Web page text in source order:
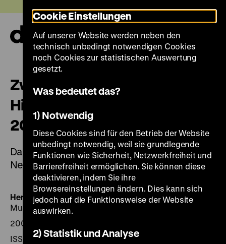
zum
Seiteninhalt
springen
Zwanzig Jahre Deutsches
Historisches Museum: 1987–
2007
Das Deutsche Historische Museum.– Berlin.
Nebentit.: DHM-Magazin
Herausgegeben von: DHM, Deutsches Historisches
Museum. Idee, Konzeption und Red.: Rudolf B. Trabold
2007, 143 Seiten: zahlr. Ill.
ISSN 1430-6913
Cookie Einstellungen
Auf unserer Website werden neben den
technisch unbedingt notwendigen Cookies
noch Cookies zur statistischen Auswertung
gesetzt.
Was bedeutet das?
1) Notwendig
Diese Cookies sind für den Betrieb der Website
unbedingt notwendig, weil sie grundlegende
Funktionen wie Sicherheit, Netzwerkfreiheit und
Barrierefreiheit ermöglichen. Sie können diese
deaktivieren, indem Sie ihre
Browsereinstellungen ändern. Dies kann sich
jedoch auf die Funktionsweise der Website
auswirken.
2) Statistik und Analyse